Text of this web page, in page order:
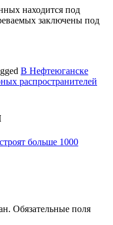
находится под
заключены под
В Нефтеюганске
распространителей
больше 1000
Обязательные поля